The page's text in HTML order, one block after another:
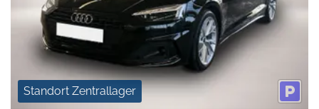
Standort Zentrallager